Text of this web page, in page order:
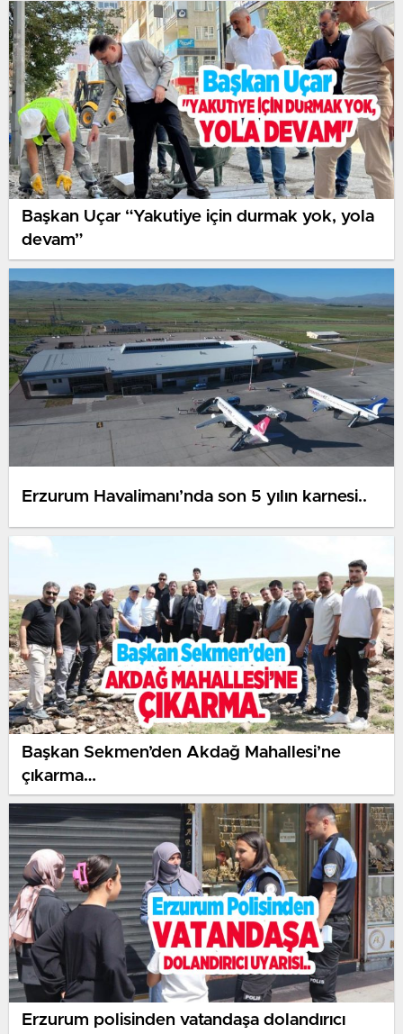
Başkan Uçar “Yakutiye için durmak yok, yola
devam”
Erzurum Havalimanı’nda son 5 yılın karnesi..
Başkan Sekmen’den Akdağ Mahallesi’ne
çıkarma…
Erzurum polisinden vatandaşa dolandırıcı